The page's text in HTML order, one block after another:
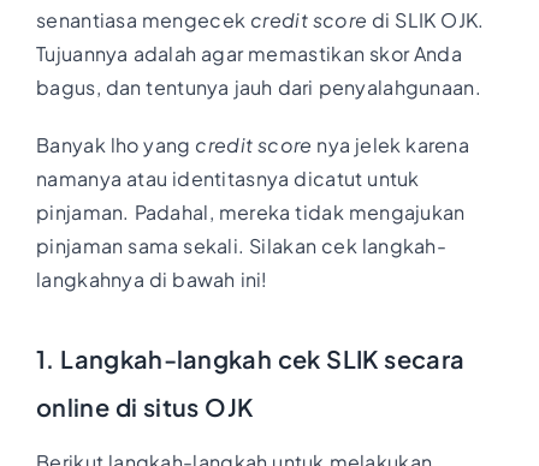
senantiasa mengecek credit score di SLIK OJK.
Tujuannya adalah agar memastikan skor Anda
bagus, dan tentunya jauh dari penyalahgunaan.
Banyak lho yang credit score nya jelek karena
namanya atau identitasnya dicatut untuk
pinjaman. Padahal, mereka tidak mengajukan
pinjaman sama sekali. Silakan cek langkah-
langkahnya di bawah ini!
1. Langkah-langkah cek SLIK secara
online di situs OJK